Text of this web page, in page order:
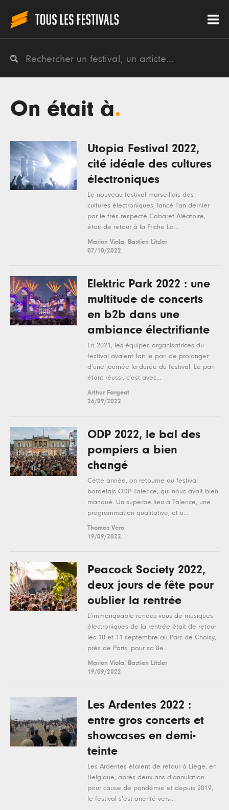
On était à.
Utopia Festival 2022,
cité idéale des cultures
électroniques
Le nouveau festival marseillais des
cultures électroniques, lancé l’an dernier
par le très respecté Cabaret Aléatoire,
était de retour à la Friche La...
Marion Viola, Bastien Litzler
07/10/2022
Elektric Park 2022 : une
multitude de concerts
en b2b dans une
ambiance électrifiante
En 2021, les équipes organisatrices du
festival avaient fait le pari de prolonger
d’une journée la durée du festival. Le pari
étant réussi, c’est avec...
Arthur Fargeot
26/09/2022
ODP 2022, le bal des
pompiers a bien
changé
Cette année, on retourne au festival
bordelais ODP Talence, qui nous avait bien
manqué. Un superbe lieu à Talence, une
programmation qualitative, et u...
Thomas Vero
19/09/2022
Peacock Society 2022,
deux jours de fête pour
oublier la rentrée
L'immanquable rendez-vous de musiques
électroniques de la rentrée était de retour
les 10 et 11 septembre au Parc de Choisy,
près de Paris, pour sa 8e...
Marion Viola, Bastien Litzler
19/09/2022
Les Ardentes 2022 :
entre gros concerts et
showcases en demi-
teinte
Les Ardentes étaient de retour à Liège, en
Belgique, après deux ans d'annulation
pour cause de pandémie et depuis 2019,
le festival s'est orienté vers...